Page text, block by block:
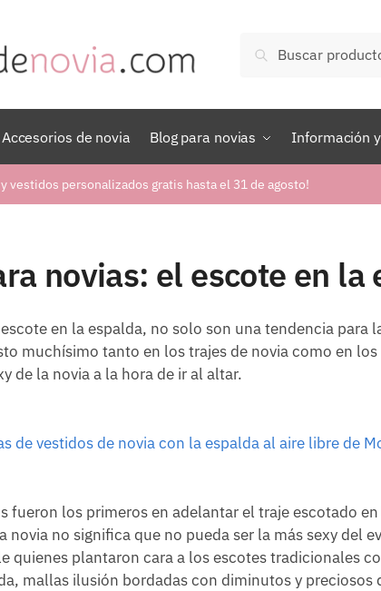
por:
Buscar
Accesorios de novia Blog para novias Información
vestidos personalizados gratis hasta el 31 de agosto!
novias: el escote en la
en la espalda, no solo son una tendencia para
muchísimo tanto en los trajes de novia como en
de la novia a la hora de ir al altar.
fueron los primeros en adelantar el traje escotado
novia no significa que no pueda ser la más sexy del
quienes plantaron cara a los escotes tradicionales
mallas ilusión bordadas con diminutos y preciosos